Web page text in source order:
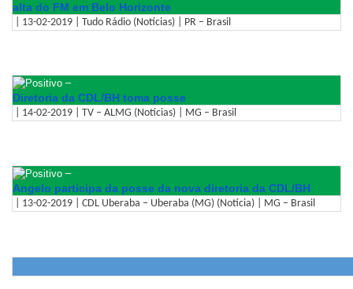
alta do FM em Belo Horizonte
| 13-02-2019 | Tudo Rádio (Notícias) | PR – Brasil
–
Diretoria da CDL/BH toma posse
| 14-02-2019 | TV – ALMG (Notícias) | MG – Brasil
–
Angelo participa da posse da nova diretoria da CDL/BH
| 13-02-2019 | CDL Uberaba – Uberaba (MG) (Notícia) | MG – Brasil